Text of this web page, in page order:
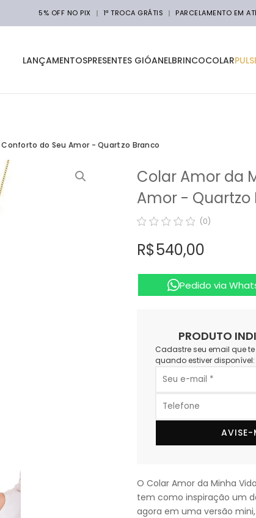
5% OFF NO PIX 1ª TROCA GRÁTIS PARCELAMENTO EM
LANÇAMENTOSPRESENTES GIÓANELBRINCOCOLAR
do Seu Amor - Quartzo Branco
Colar Amor da
Amor - Quartzo
(0)
R$ 540,00
Pedido via
PRODUTO
Cadastre seu email que
quando estiver disponível:
AVISE-
O Colar Amor da Minha
tem como inspiração um
agora em uma versão